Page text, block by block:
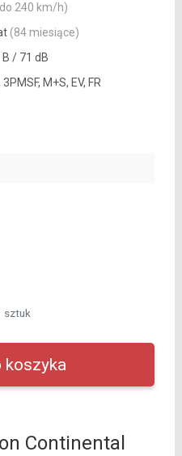
240 km/h)
(84 miesiące)
B / 71 dB
3PMSF, M+S, EV, FR
sztuk
Continental